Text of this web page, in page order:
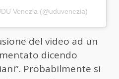
Venezia (@uduvenezia)
del video ad un
dicendo
Probabilmente si